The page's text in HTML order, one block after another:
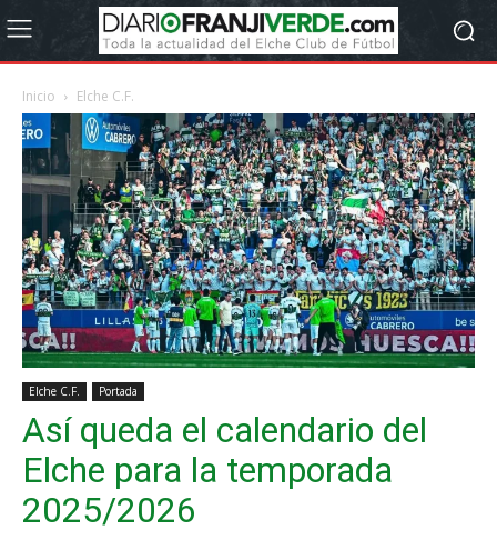
Inicio Elche C.F.
Elche C.F. Portada
Así queda el calendario del
Elche para la temporada
2025/2026